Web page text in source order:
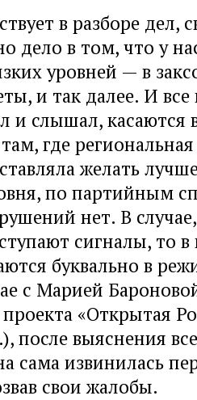
в разборе дел,
дело в том, что у
уровней — в
и так далее. И
и слышал, касаются
где
желать
по партийным
нет. В
сигналы, то
буквально в
с Марией
«Открытая
после выяснения
сама извинилась
свои жалобы.